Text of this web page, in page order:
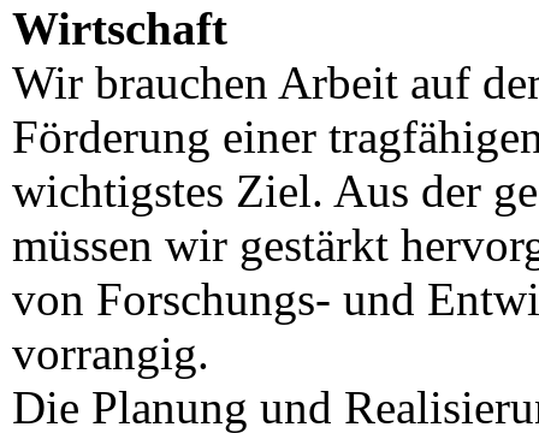
Wirtschaft
Wir brauchen Arbeit auf
Förderung einer
wichtigstes Ziel. Aus der
müssen wir gestärkt
von Forschungs- und
vorrangig.
Die Planung und